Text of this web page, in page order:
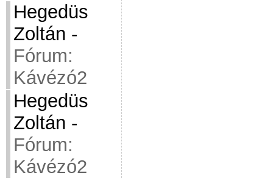
Hegedüs
Zoltán -
Fórum:
Kávézó2
Hegedüs
Zoltán -
Fórum:
Kávézó2